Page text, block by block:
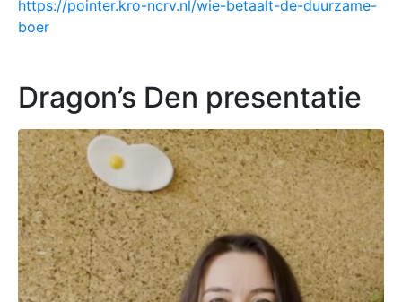
https://pointer.kro-ncrv.nl/wie-betaalt-de-duurzame-
boer
Dragon’s Den presentatie